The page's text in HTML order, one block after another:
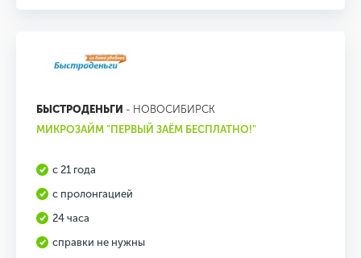
БЫСТРОДЕНЬГИ - НОВОСИБИРСК
МИКРОЗАЙМ "ПЕРВЫЙ ЗАЁМ БЕСПЛАТНО!"
с 21 года
с пролонгацией
24 часа
справки не нужны